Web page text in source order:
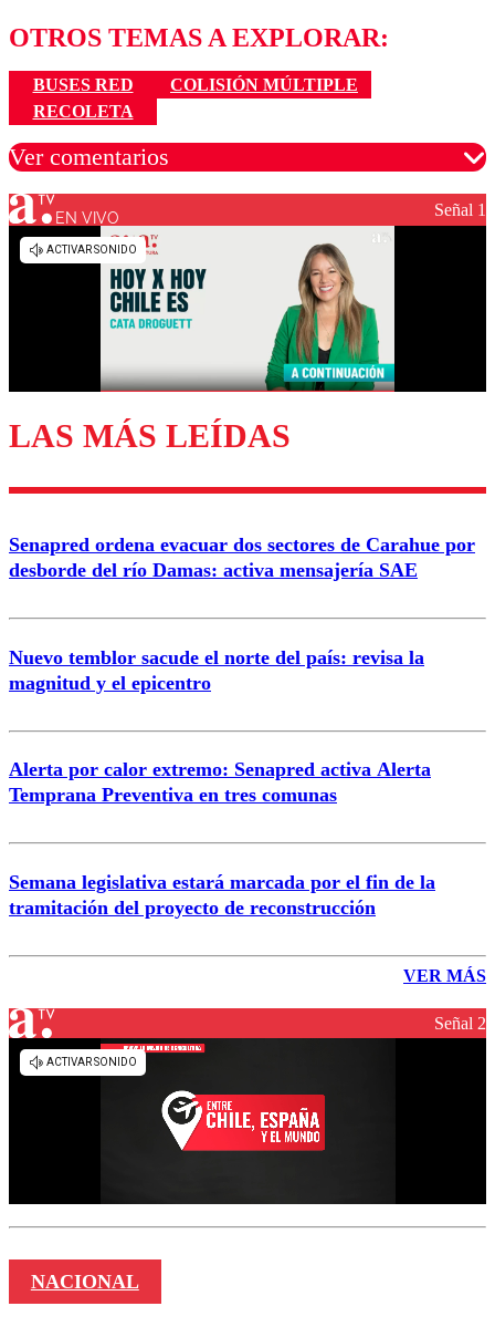
OTROS TEMAS A EXPLORAR:
BUSES RED
COLISIÓN MÚLTIPLE
RECOLETA
Ver comentarios
Los comentarios son moderados para garantizar un
diálogo respetuoso.
Enviar comentario
EN VIVO Señal 1
LAS MÁS LEÍDAS
Senapred ordena evacuar dos sectores de Carahue por
desborde del río Damas: activa mensajería SAE
Nuevo temblor sacude el norte del país: revisa la
magnitud y el epicentro
Alerta por calor extremo: Senapred activa Alerta
Temprana Preventiva en tres comunas
Semana legislativa estará marcada por el fin de la
tramitación del proyecto de reconstrucción
VER MÁS
Señal 2
NACIONAL